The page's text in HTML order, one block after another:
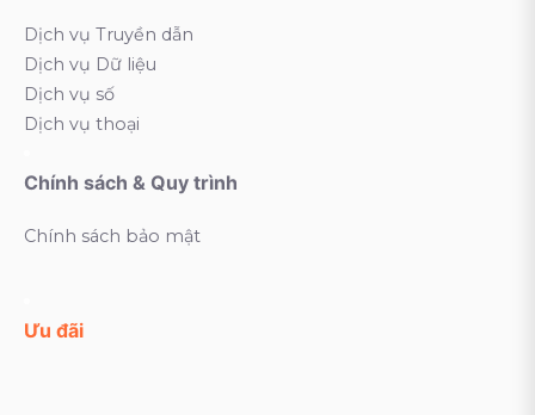
Dịch vụ Truyền dẫn
Dịch vụ Dữ liệu
Dịch vụ số
Dịch vụ thoại
Chính sách & Quy trình
Chính sách bảo mật
Ưu đãi